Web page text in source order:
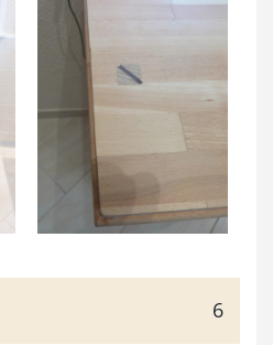
6